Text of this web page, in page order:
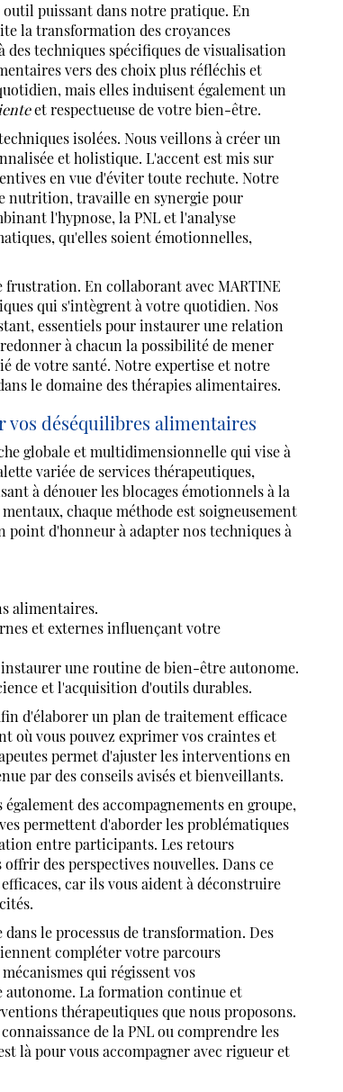
puissant dans notre pratique. En
la transformation des croyances
techniques spécifiques de visualisation
vers des choix plus réfléchis et
mais elles induisent également un
et respectueuse de votre bien-être.
isolées. Nous veillons à créer un
et holistique. L'accent est mis sur
en vue d'éviter toute rechute. Notre
nutrition, travaille en synergie pour
l'hypnose, la PNL et l'analyse
qu'elles soient émotionnelles,
En collaborant avec MARTINE
qui s'intègrent à votre quotidien. Nos
essentiels pour instaurer une relation
à chacun la possibilité de mener
de votre santé. Notre expertise et notre
le domaine des thérapies alimentaires.
déséquilibres alimentaires
globale et multidimensionnelle qui vise à
variée de services thérapeutiques,
à dénouer les blocages émotionnels à la
chaque méthode est soigneusement
d'honneur à adapter nos techniques à
alimentaires.
et externes influençant votre
une routine de bien-être autonome.
et l'acquisition d'outils durables.
d'élaborer un plan de traitement efficace
où vous pouvez exprimer vos craintes et
permet d'ajuster les interventions en
par des conseils avisés et bienveillants.
des accompagnements en groupe,
permettent d'aborder les problématiques
entre participants. Les retours
des perspectives nouvelles. Dans ce
car ils vous aident à déconstruire
le processus de transformation. Des
compléter votre parcours
qui régissent vos
autonome. La formation continue et
thérapeutiques que nous proposons.
de la PNL ou comprendre les
là pour vous accompagner avec rigueur et